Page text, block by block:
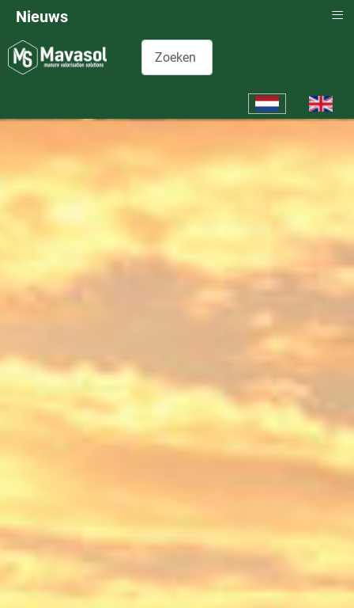
Zoeken
Selecteer de taal
Nieuws ≡